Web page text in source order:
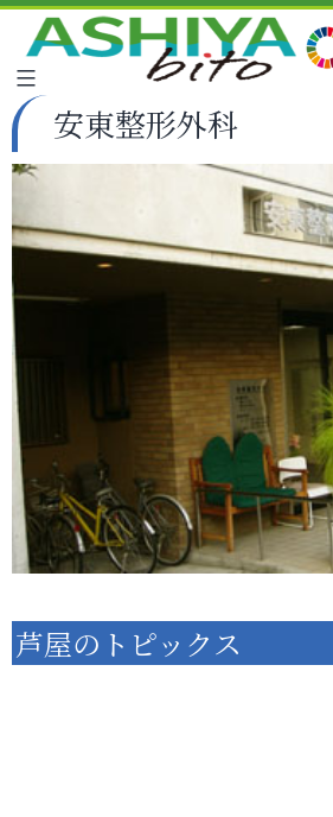
安東整形外科
芦屋のトピックス